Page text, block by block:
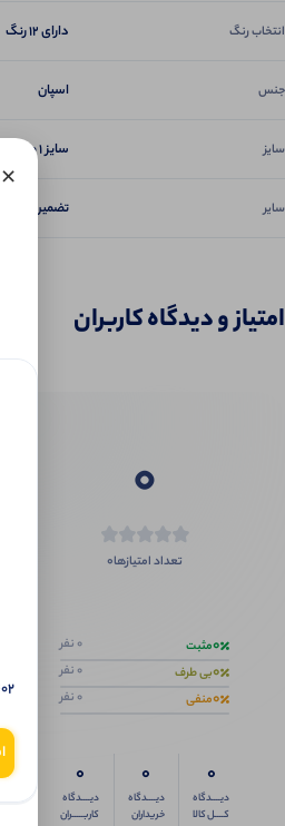
انتخاب رنگ دارای 12 رنگ
جنس اسپان
سایز سایز 1 مناسب 38 تا 40, سایز 2 و 3 مناسب 44 تا 46
سایر تضمین دوخت
امتیاز و دیدگاه کاربران
0
تعداد امتیازها0
0مثبت 0 نفر
0بی طرف 0 نفر
0منفی 0 نفر
0
دیــــدگاه
کــــل کالا
0
دیــــدگاه
خریداران
0
دیــــدگاه
کاربـــــران
×